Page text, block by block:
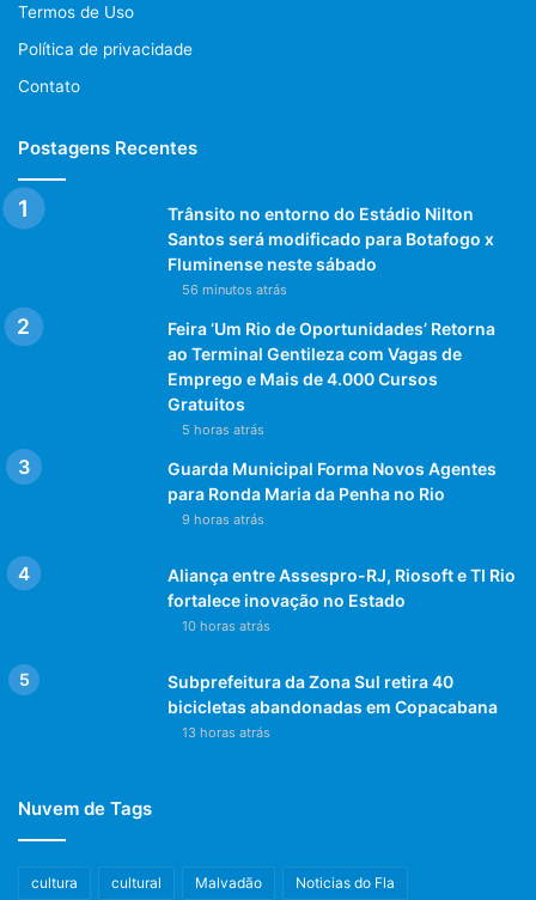
Termos de Uso
Política de privacidade
Contato
Postagens Recentes
Trânsito no entorno do Estádio Nilton
Santos será modificado para Botafogo x
Fluminense neste sábado
56 minutos atrás
Feira ‘Um Rio de Oportunidades’ Retorna
ao Terminal Gentileza com Vagas de
Emprego e Mais de 4.000 Cursos
Gratuitos
5 horas atrás
Guarda Municipal Forma Novos Agentes
para Ronda Maria da Penha no Rio
9 horas atrás
Aliança entre Assespro-RJ, Riosoft e TI Rio
fortalece inovação no Estado
10 horas atrás
Subprefeitura da Zona Sul retira 40
bicicletas abandonadas em Copacabana
13 horas atrás
Nuvem de Tags
cultura cultural Malvadão Noticias do Fla